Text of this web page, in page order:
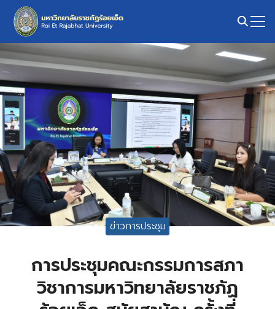
Skip
content
Search
for:
ข่าวการประชุม
การประชุมคณะกรรมการสภา
วิชาการมหาวิทยาลัยราชภัฏ